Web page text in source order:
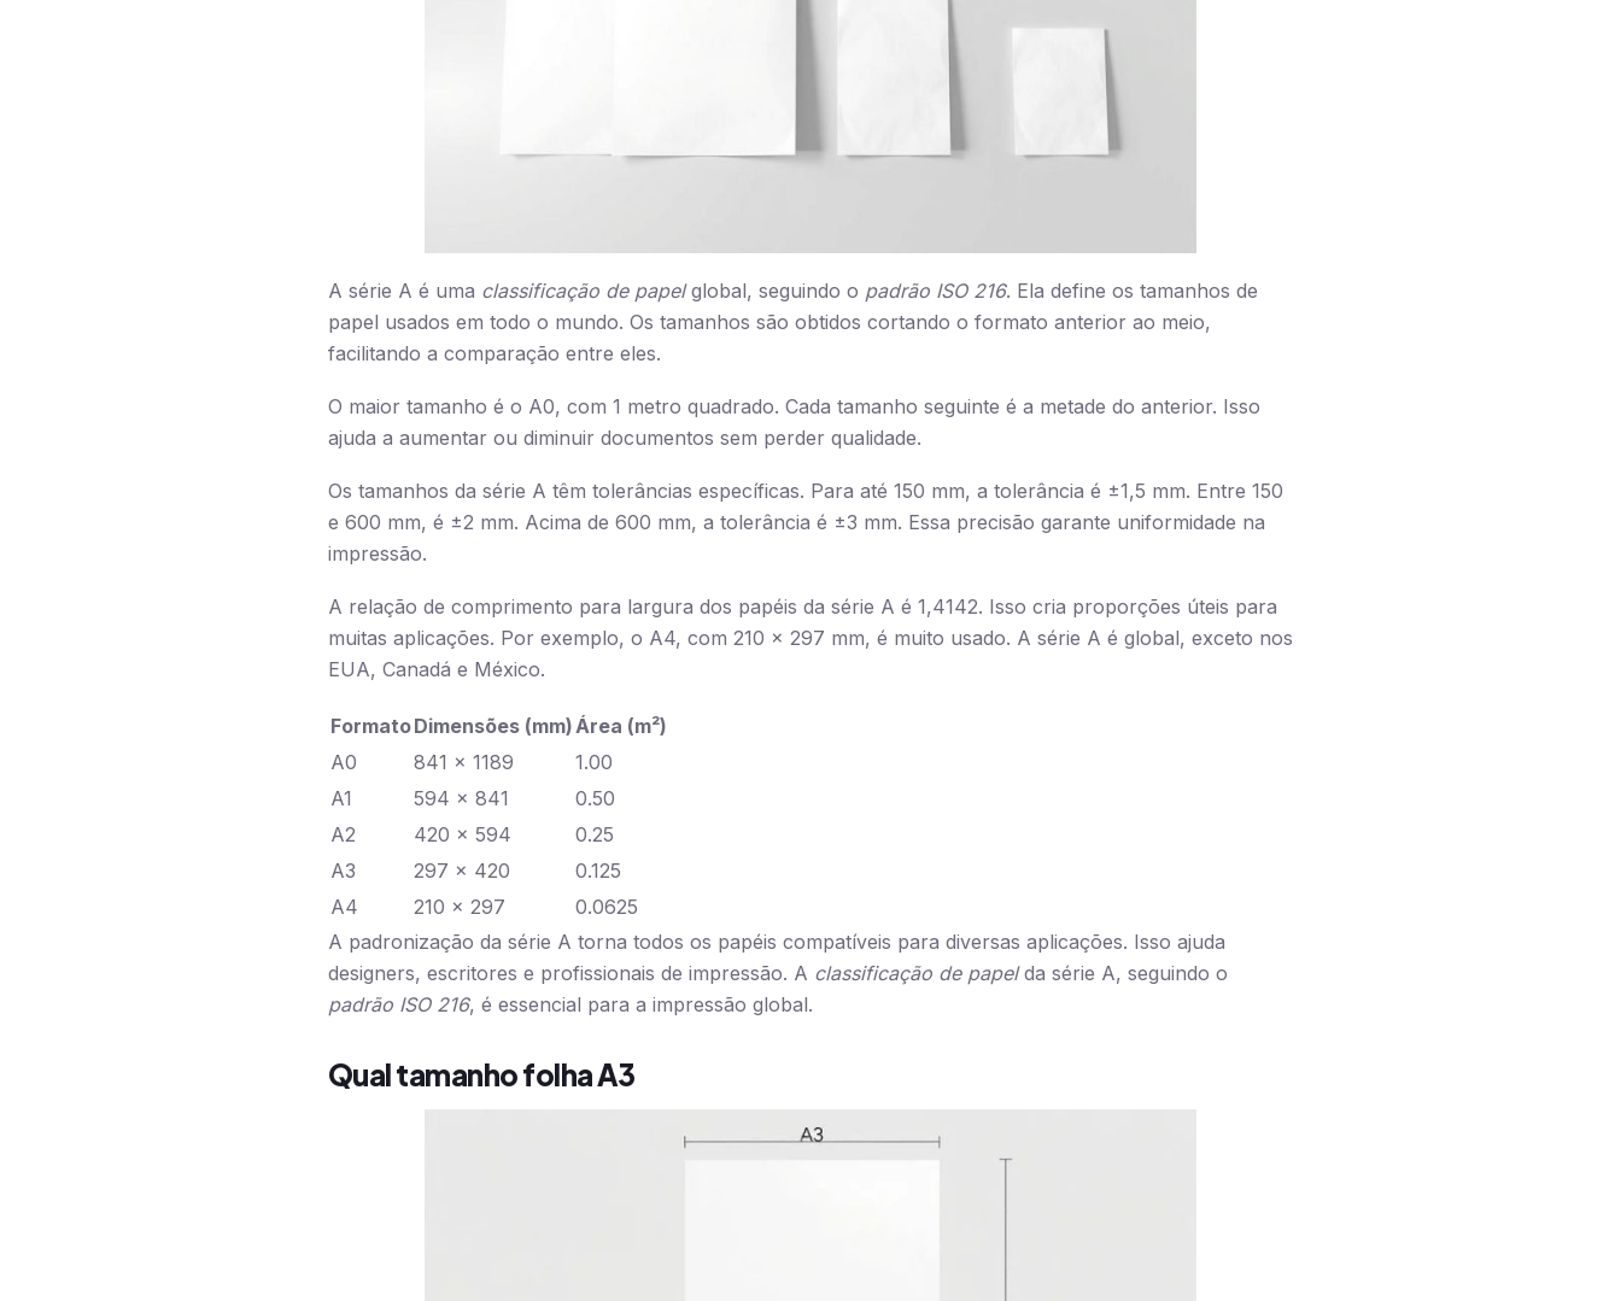
A série A é uma classificação de papelglobal, seguindo o padrão ISO 216. Ela define os tamanhos de
papel usados em todo o mundo. Os tamanhos são obtidos cortando o formato anterior ao meio,
facilitando a comparação entre eles.
O maior tamanho é o A0, com 1 metro quadrado. Cada tamanho seguinte é a metade do anterior. Isso
ajuda a aumentar ou diminuir documentos sem perder qualidade.
Os tamanhos da série A têm tolerâncias específicas. Para até 150 mm, a tolerância é ±1,5 mm. Entre 150
e 600 mm, é ±2 mm. Acima de 600 mm, a tolerância é ±3 mm. Essa precisão garante uniformidade na
impressão.
A relação de comprimento para largura dos papéis da série A é 1,4142. Isso cria proporções úteis para
muitas aplicações. Por exemplo, o A4, com 210 x 297 mm, é muito usado. A série A é global, exceto nos
EUA, Canadá e México.
FormatoDimensões (mm)Área (m²)
A0
841 x 1189
1.00
A1
594 x 841
0.50
A2
420 x 594
0.25
A3
297 x 420
0.125
A4
210 x 297
0.0625
A padronização da série A torna todos os papéis compatíveis para diversas aplicações. Isso ajuda
designers, escritores e profissionais de impressão. A classificação de papelda série A, seguindo o
padrão ISO 216, é essencial para a impressão global.
Qual tamanho folha A3